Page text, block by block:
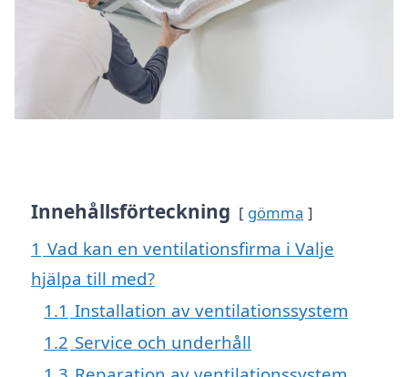
Innehållsförteckning gömma
1 Vad kan en ventilationsfirma i Valje
hjälpa till med?
1.1 Installation av ventilationssystem
1.2 Service och underhåll